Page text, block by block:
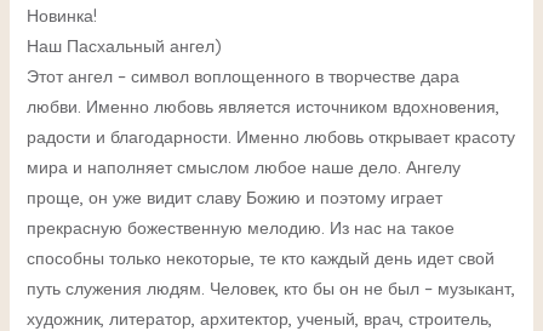
Новинка!
Наш Пасхальный ангел)
Этот ангел – символ воплощенного в творчестве дара
любви. Именно любовь является источником вдохновения,
радости и благодарности. Именно любовь открывает красоту
мира и наполняет смыслом любое наше дело. Ангелу
проще, он уже видит славу Божию и поэтому играет
прекрасную божественную мелодию. Из нас на такое
способны только некоторые, те кто каждый день идет свой
путь служения людям. Человек, кто бы он не был – музыкант,
художник, литератор, архитектор, ученый, врач, строитель,